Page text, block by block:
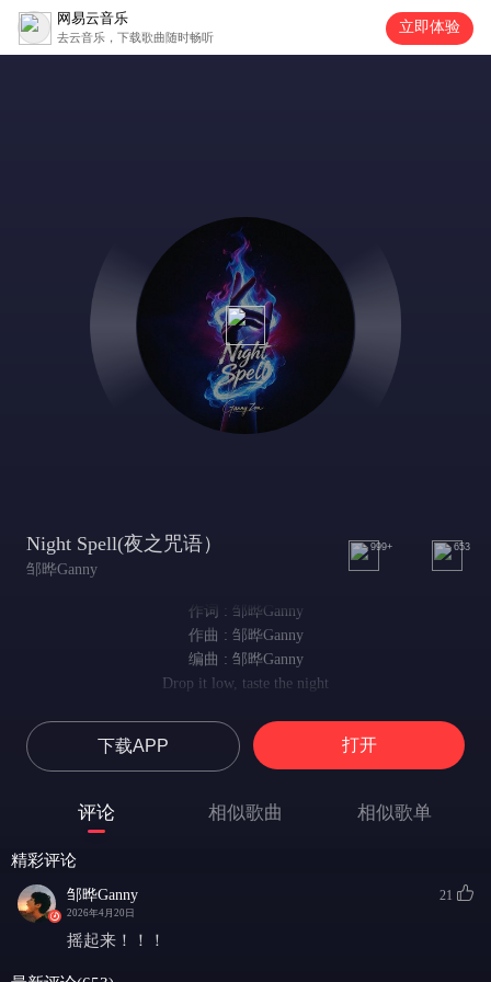
网易云音乐
去云音乐，下载歌曲随时畅听
立即体验
Night Spell(夜之咒语）
邹晔Ganny
999+ 653
作词 : 邹晔Ganny
作曲 : 邹晔Ganny
编曲 : 邹晔Ganny
Drop it low, taste the night
Drop it low, taste the night
俯身低舞，沉入这夜
Sweetly spreading sign
甜蜜蔓延的印记
All lights are off on the street
下载APP 打开
评论 相似歌曲 相似歌单
精彩评论
邹晔Ganny
2026年4月20日
21
摇起来！！！